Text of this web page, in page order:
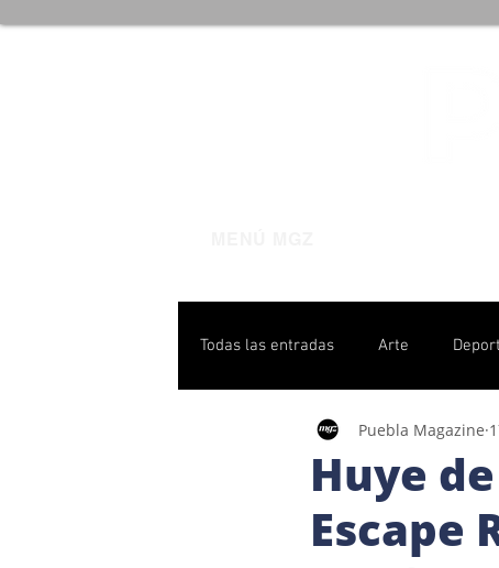
Todas las entradas Arte
Poblanas destacadas Pulso
Huye
Escape
Puebla Magazine